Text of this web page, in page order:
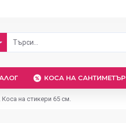
КОСА НА САНТИМЕТЪР
Коса на стикери 65 см.